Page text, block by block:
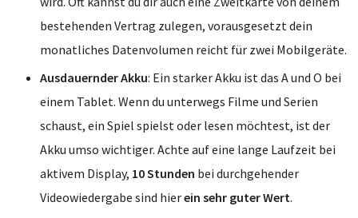
bestehenden Vertrag zulegen, vorausgesetzt dein
monatliches Datenvolumen reicht für zwei Mobilgeräte.
Ausdauernder Akku: Ein starker Akku ist das A und O bei
einem Tablet. Wenn du unterwegs Filme und Serien
schaust, ein Spiel spielst oder lesen möchtest, ist der
Akku umso wichtiger. Achte auf eine lange Laufzeit bei
aktivem Display, 10 Stunden bei durchgehender
Videowiedergabe sind hierein sehr guter Wert.